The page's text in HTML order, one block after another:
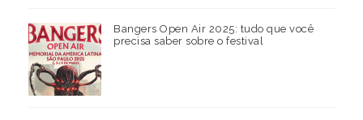
Bangers Open Air 2025: tudo que você
precisa saber sobre o festival